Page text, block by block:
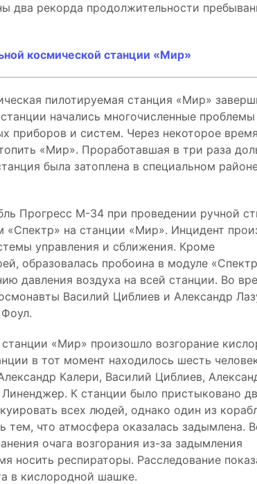
два рекорда продолжительности
космической станции «Мир»
пилотируемая станция «Мир»
начались многочисленные проблемы
приборов и систем. Через некоторое время
«Мир». Проработавшая в три раза
была затоплена в специальном
Прогресс М-34 при проведении ручной
«Спектр» на станции «Мир». Инцидент
управления и сближения. Кроме
образовалась пробоина в модуле
давления воздуха на всей станции. Во
Василий Циблиев и Александр
«Мир» произошло возгорание
в тот момент находилось шесть
Калери, Василий Циблиев,
К станции было пристыковано
всех людей, однако один из
тем, что атмосфера оказалась задымлена.
очага возгорания из-за задымления
носить респираторы. Расследование
в кислородной шашке.